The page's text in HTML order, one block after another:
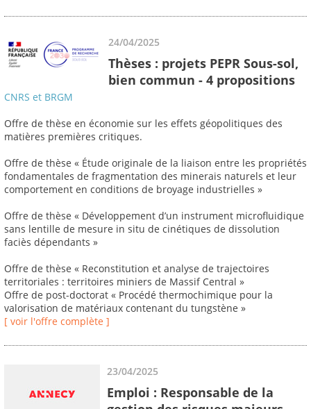
24/04/2025
Thèses : projets PEPR Sous-sol,
bien commun - 4 propositions
CNRS et BRGM
Offre de thèse en économie sur les effets géopolitiques des
matières premières critiques.
Offre de thèse « Étude originale de la liaison entre les propriétés
fondamentales de fragmentation des minerais naturels et leur
comportement en conditions de broyage industrielles »
Offre de thèse « Développement d’un instrument microfluidique
sans lentille de mesure in situ de cinétiques de dissolution
faciès dépendants »
Offre de thèse « Reconstitution et analyse de trajectoires
territoriales : territoires miniers de Massif Central »
Offre de post-doctorat « Procédé thermochimique pour la
valorisation de matériaux contenant du tungstène »
[ voir l'offre complète ]
23/04/2025
Emploi : Responsable de la